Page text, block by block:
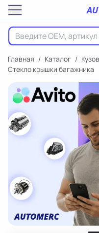
Главная / Каталог /
Стекло крышки багажника